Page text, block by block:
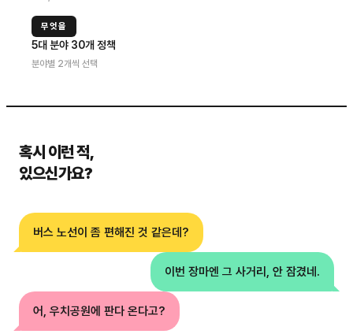
무엇을
5대 분야 30개 정책
분야별 2개씩 선택
혹시 이런 적,
있으신가요?
버스 노선이 좀 편해진 것 같은데?
이번 장마엔 그 사거리, 안 잠겼네.
어, 우치공원에 판다 온다고?